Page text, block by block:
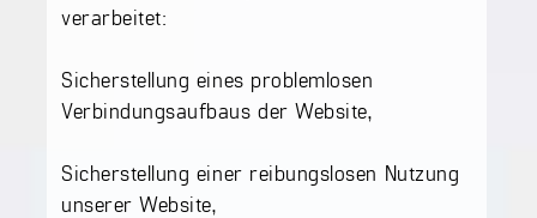
verarbeitet:
Sicherstellung eines problemlosen
Verbindungsaufbaus der Website,
Sicherstellung einer reibungslosen Nutzung
unserer Website,